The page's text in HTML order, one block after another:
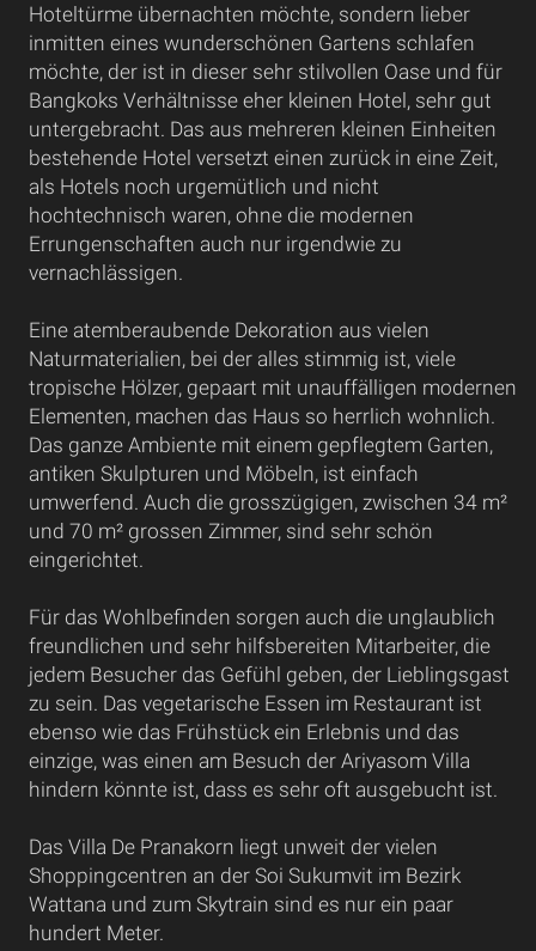
Hoteltürme übernachten möchte, sondern lieber
inmitten eines wunderschönen Gartens schlafen
möchte, der ist in dieser sehr stilvollen Oase und für
Bangkoks Verhältnisse eher kleinen Hotel, sehr gut
untergebracht. Das aus mehreren kleinen Einheiten
bestehende Hotel versetzt einen zurück in eine Zeit,
als Hotels noch urgemütlich und nicht
hochtechnisch waren, ohne die modernen
Errungenschaften auch nur irgendwie zu
vernachlässigen.
Eine atemberaubende Dekoration aus vielen
Naturmaterialien, bei der alles stimmig ist, viele
tropische Hölzer, gepaart mit unauffälligen modernen
Elementen, machen das Haus so herrlich wohnlich.
Das ganze Ambiente mit einem gepflegtem Garten,
antiken Skulpturen und Möbeln, ist einfach
umwerfend. Auch die grosszügigen, zwischen 34 m²
und 70 m² grossen Zimmer, sind sehr schön
eingerichtet.
Für das Wohlbefinden sorgen auch die unglaublich
freundlichen und sehr hilfsbereiten Mitarbeiter, die
jedem Besucher das Gefühl geben, der Lieblingsgast
zu sein. Das vegetarische Essen im Restaurant ist
ebenso wie das Frühstück ein Erlebnis und das
einzige, was einen am Besuch der Ariyasom Villa
hindern könnte ist, dass es sehr oft ausgebucht ist.
Das Villa De Pranakorn liegt unweit der vielen
Shoppingcentren an der Soi Sukumvit im Bezirk
Wattana und zum Skytrain sind es nur ein paar
hundert Meter.